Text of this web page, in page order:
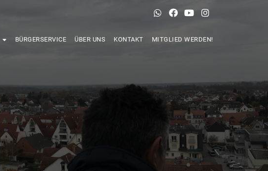
BÜRGERSERVICE ÜBER UNS KONTAKT MITGLIED WERDEN!